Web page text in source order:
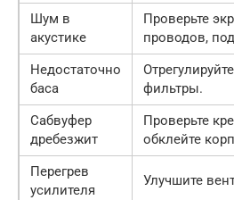
Шум в
акустике
Проверьте
проводов,
Недостаточно
баса
фильтры.
Сабвуфер
дребезжит
Проверьте
обклейте
Перегрев
усилителя
Улучшите